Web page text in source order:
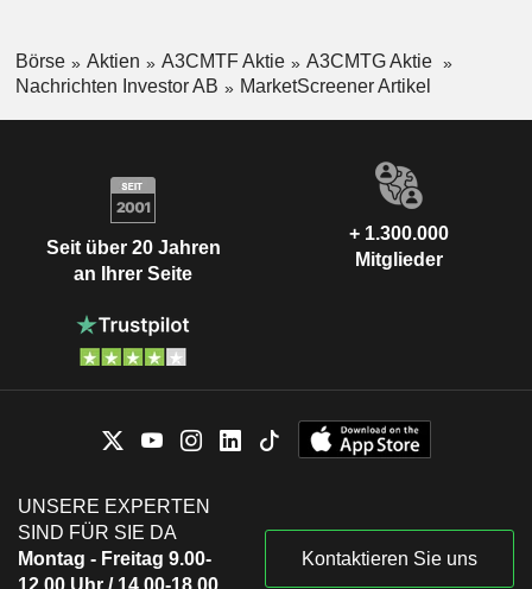
Börse Aktien A3CMTF Aktie
A3CMTG Aktie
Nachrichten Investor AB
MarketScreener Artikel
Seit über 20 Jahren
an Ihrer Seite
+ 1.300.000
Mitglieder
UNSERE EXPERTEN
SIND FÜR SIE DA
Montag - Freitag 9.00-
12.00 Uhr / 14.00-18.00
Kontaktieren Sie uns